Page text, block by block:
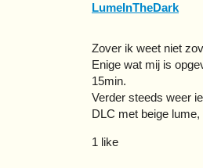
LumeInTheDark
Zover ik weet niet
Enige wat mij is
15min.
Verder steeds weer
DLC met beige
1 like